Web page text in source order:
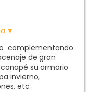
▼
complementando
de gran
su armario
invierno,
etc